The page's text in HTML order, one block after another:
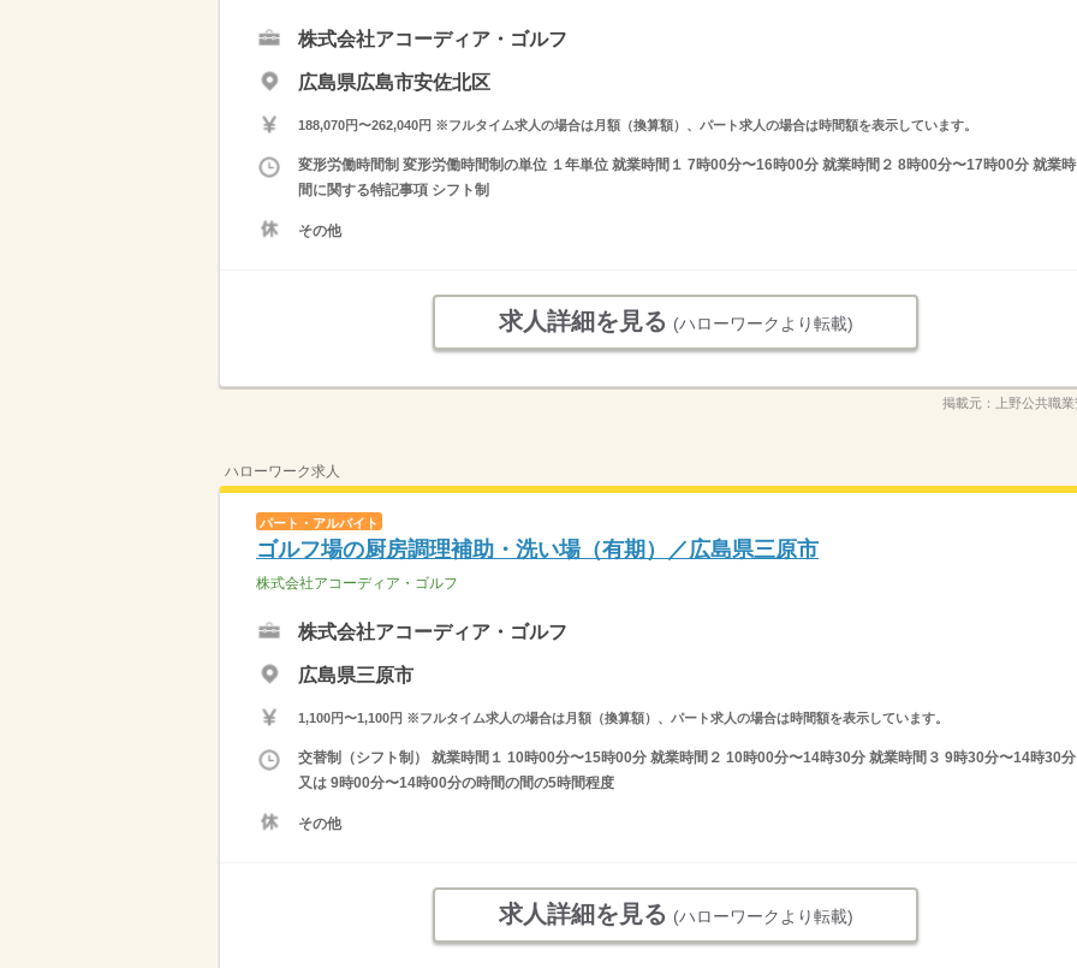
株式会社アコーディア・ゴルフ
広島県広島市安佐北区
188,070円〜262,040円 ※フルタイム求人の場合は月額（換算額）、パート求人の場合は時間額を表示しています。
変形労働時間制 変形労働時間制の単位 １年単位 就業時間１ 7時00分〜16時00分 就業時間２ 8時00分〜17時00分 就業時
間に関する特記事項 シフト制
その他
求人詳細を見る (ハローワークより転載)
掲載元： 上野公共職
ハローワーク求人
パート・アルバイト
ゴルフ場の厨房調理補助・洗い場（有期）／広島県三原市
株式会社アコーディア・ゴルフ
株式会社アコーディア・ゴルフ
広島県三原市
1,100円〜1,100円 ※フルタイム求人の場合は月額（換算額）、パート求人の場合は時間額を表示しています。
交替制（シフト制） 就業時間１ 10時00分〜15時00分 就業時間２ 10時00分〜14時30分 就業時間３ 9時30分〜14時30分
又は 9時00分〜14時00分の時間の間の5時間程度
その他
求人詳細を見る (ハローワークより転載)